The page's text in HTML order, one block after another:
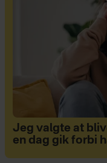
Jeg valgte at
en dag gik forbi